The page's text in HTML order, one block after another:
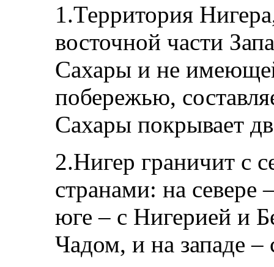
1.Территория
восточной части
Сахары и не
побережью,
Сахары покрывает
2.Нигер граничит с
странами: на
юге – с Нигерией и
Чадом, и на западе